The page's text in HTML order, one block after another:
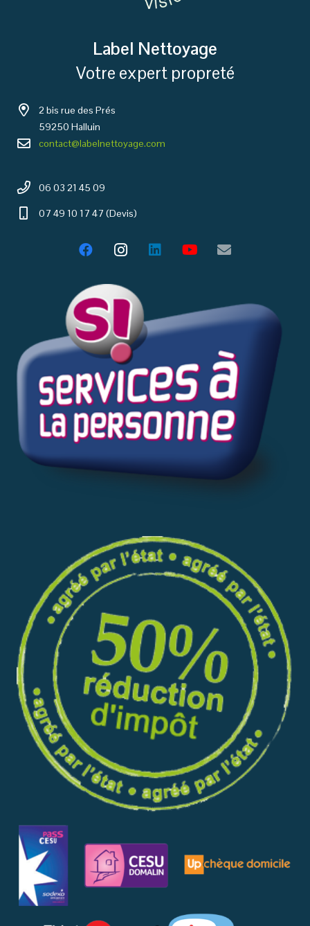
Label Nettoyage
Votre expert propreté
2 bis rue des Prés
59250 Halluin
contact@labelnettoyage.com
06 03 21 45 09
07 49 10 17 47 (Devis)